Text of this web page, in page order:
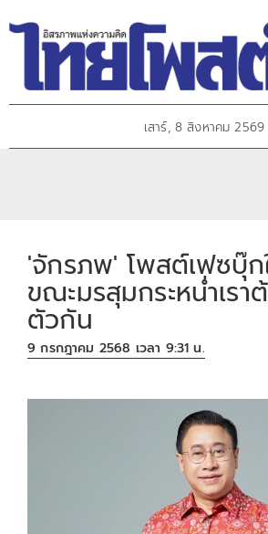
เสาร์, 8 สิงหาคม 2569
'จักรภพ' โพสต์เฟซบุ๊ก
ขณะมรสุมกระหน่ำเรา
ตัวกัน
9 กรกฎาคม 2568 เวลา 9:31 น.